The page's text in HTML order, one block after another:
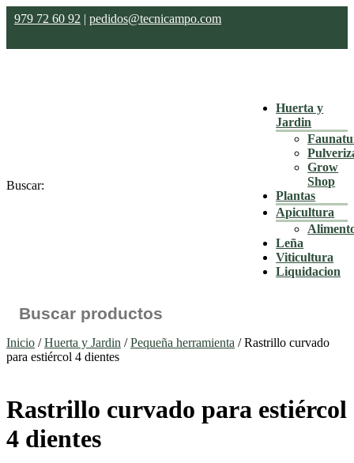
979 72 60 92 | pedidos@tecnicampo.com
Huerta y
Jardin
Grow
Shop
Plantas
Apicultura
Leña
Viticultura
Liquidacion
Buscar:
Inicio /Huerta y Jardin /Pequeña herramienta / Rastrillo curvado
para estiércol 4 dientes
Rastrillo curvado para estiércol
4 dientes